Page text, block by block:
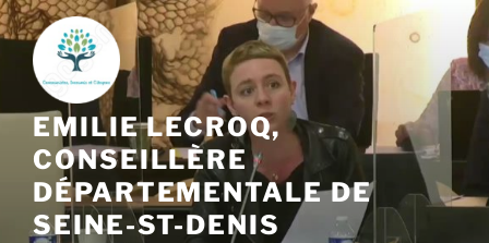
Aller
au
contenu
principal
EMILIE LECROQ,
CONSEILLÈRE
DÉPARTEMENTALE DE
SEINE-ST-DENIS